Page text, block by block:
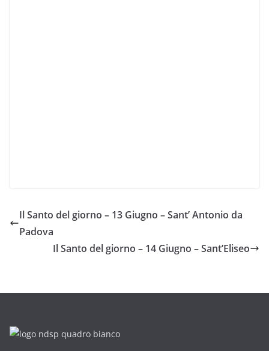
Il Santo del giorno – 13 Giugno – Sant’ Antonio da
Padova
Il Santo del giorno – 14 Giugno – Sant’Eliseo